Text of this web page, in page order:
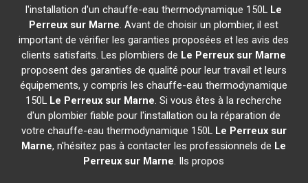
l'installation d'un chauffe-eau thermodynamique 150L Le
Perreux sur Marne. Avant de choisir un plombier, il est
important de vérifier les garanties proposées et les avis des
clients satisfaits. Les plombiers de Le Perreux sur Marne
proposent des garanties de qualité pour leur travail et leurs
équipements, y compris les chauffe-eau thermodynamique
150L Le Perreux sur Marne. Si vous êtes à la recherche
d'un plombier fiable pour l'installation ou la réparation de
votre chauffe-eau thermodynamique 150L Le Perreux sur
Marne, n'hésitez pas à contacter les professionnels de Le
Perreux sur Marne. Ils propos